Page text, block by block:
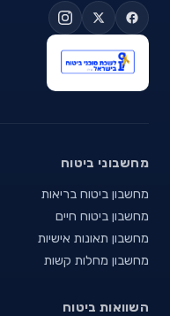
מחשבוני ביטוח
מחשבון ביטוח בריאות
מחשבון ביטוח חיים
מחשבון תאונות אישיות
מחשבון מחלות קשות
השוואות ביטוח